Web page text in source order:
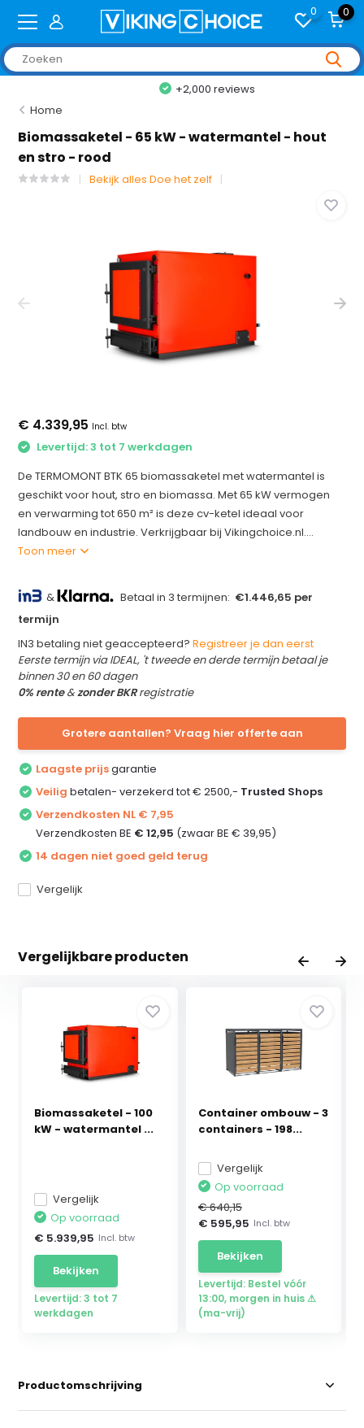
0 0
+2,000 reviews
Home
Biomassaketel - 65 kW - watermantel - hout
en stro - rood
Bekijk alles Doe het zelf
€ 4.339,95 Incl. btw
Levertijd: 3 tot 7 werkdagen
De TERMOMONT BTK 65 biomassaketel met watermantel is
geschikt voor hout, stro en biomassa. Met 65 kW vermogen
en verwarming tot 650 m² is deze cv-ketel ideaal voor
landbouw en industrie. Verkrijgbaar bij Vikingchoice.nl....
Toon meer
& Betaal in 3 termijnen: €1.446,65 per
termijn
IN3 betaling niet geaccepteerd?Registreer je dan eerst
Eerste termijn via IDEAL, 't tweede en derde termijn betaal je
binnen 30 en 60 dagen
0% rente&zonder BKRregistratie
Grotere aantallen? Vraag hier offerte aan
Laagste prijsgarantie
Veilig betalen- verzekerd tot € 2500,- Trusted Shops
Verzendkosten NL € 7,95
Verzendkosten BE € 12,95 (zwaar BE € 39,95)
14 dagen niet goed geld terug
Vergelijk
Vergelijkbare producten
Biomassaketel - 100
kW - watermantel ...
Vergelijk
Op voorraad
€ 5.939,95 Incl. btw
Bekijken
Levertijd: 3 tot 7
werkdagen
Container ombouw - 3
containers - 198...
Vergelijk
Op voorraad
€ 640,15
€ 595,95 Incl. btw
Bekijken
Levertijd: Bestel vóór
13:00, morgen in huis ⚠
(ma-vrij)
Productomschrijving